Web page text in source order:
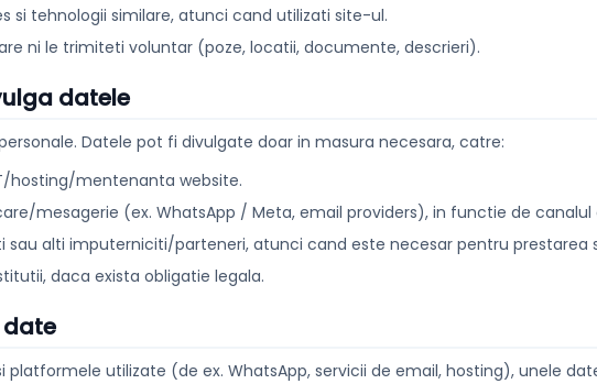
si tehnologii similare, atunci cand utilizati site-ul.
ni le trimiteti voluntar (poze, locatii, documente, descrieri).
datele
Datele pot fi divulgate doar in masura necesara, catre:
hosting/mentenanta website.
mesagerie (ex. WhatsApp / Meta, email providers), in functie de canalul
sau alti imputerniciti/parteneri, atunci cand este necesar pentru prestarea
daca exista obligatie legala.
date
platformele utilizate (de ex. WhatsApp, servicii de email, hosting), unele